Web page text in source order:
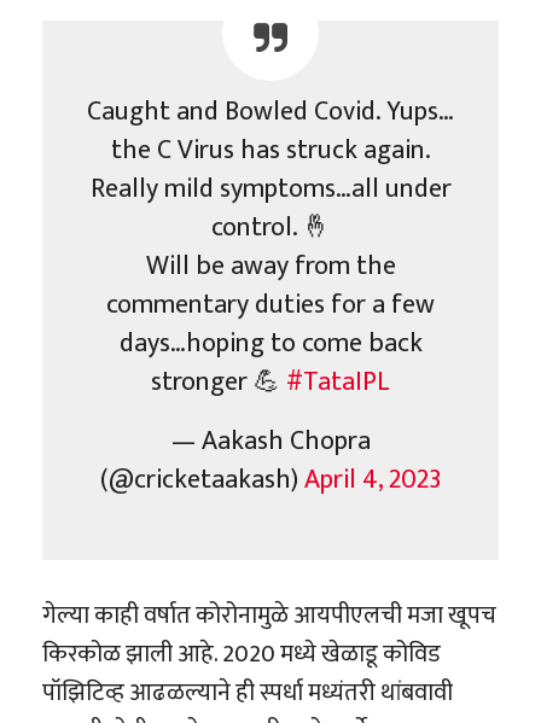
Caught and Bowled Covid. Yups…
the C Virus has struck again.
Really mild symptoms…all under
control. 🤞
Will be away from the
commentary duties for a few
days…hoping to come back
stronger 💪 #TataIPL
— Aakash Chopra
(@cricketaakash)April 4, 2023
गेल्या काही वर्षात कोरोनामुळे आयपीएलची मजा खूपच
किरकोळ झाली आहे. 2020 मध्ये खेळाडू कोविड
पॉझिटिव्ह आढळल्याने ही स्पर्धा मध्यंतरी थांबवावी